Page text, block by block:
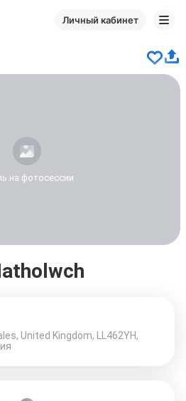
Личный кабинет
на фотосессии
United Kingdom, LL462YH,